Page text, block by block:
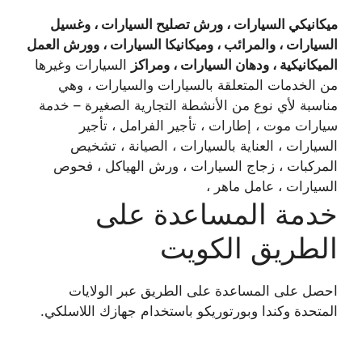
ميكانيكي السيارات ، ورش تصليح السيارات ، وغسيل
السيارات ، والمرائب ، وميكانيكا السيارات ، وورش العمل
الميكانيكية ، ودهان السيارات ، ومراكز السيارات وغيرها
من الخدمات المتعلقة بالسيارات والسيارات ، وهي
مناسبة لأي نوع من الأنشطة التجارية الصغيرة – خدمة
سيارات موت ، إطارات ، تأجير الفرامل ، تأجير
السيارات ، العناية بالسيارات ، الصيانة ، تشخيص
المركبات ، زجاج السيارات ، ورش الهياكل ، فحوص
السيارات ، عامل ماهر ،
خدمة المساعدة على
الطريق الكويت
احصل على المساعدة على الطريق عبر الولايات
المتحدة وكندا وبورتوريكو باستخدام جهازك اللاسلكي.